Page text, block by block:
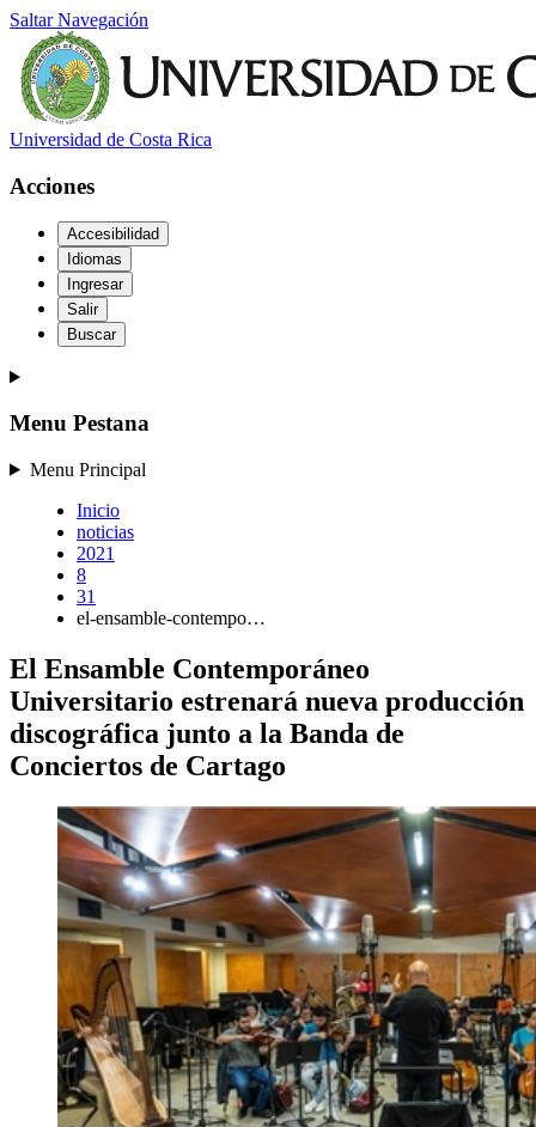
Saltar Navegación
Universidad de Costa Rica
Acciones
Accesibilidad
Idiomas
Ingresar
Salir
Buscar
Menu Pestana
Menu Principal
Inicio
noticias
2021
8
31
el-ensamble-contempo…
El Ensamble Contemporáneo
Universitario estrenará nueva producción
discográfica junto a la Banda de
Conciertos de Cartago